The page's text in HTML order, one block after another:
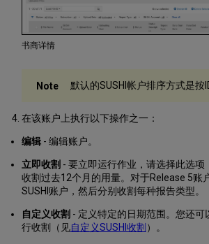
书商详情
默认的SUSHI帐户排序方式是按
在该账户上执行以下操作之一：
编辑- 编辑账户。
立即收割 - 要立即运行作业，请选择此选项
收割过去12个月的用量。对于Release 5账
SUSHI账户，然后分别收割每种报告类型。
自定义收割 - 定义特定的日期范围。您还
行收割（见自定义SUSHI收割 ）。